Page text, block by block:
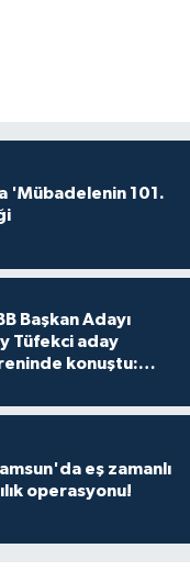
'Mübadelenin 101.
Başkan Adayı
Tüfekci aday
konuştu:
eş zamanlı
operasyonu!